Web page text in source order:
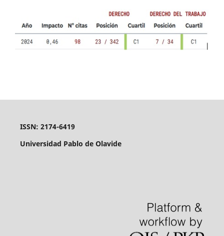
ISSN: 2174-6419
Universidad Pablo de Olavide